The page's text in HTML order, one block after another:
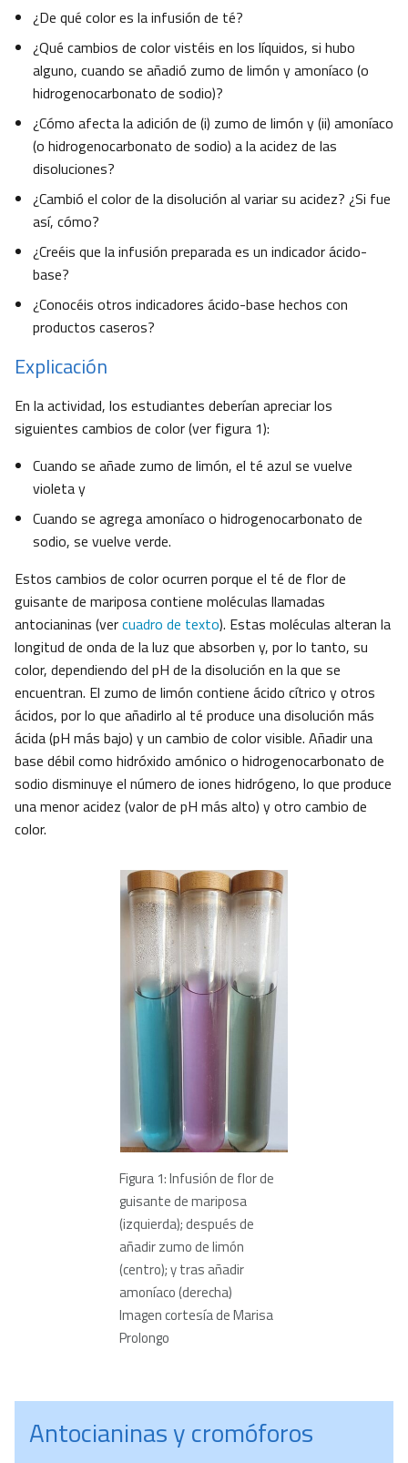
¿De qué color es la infusión de té?
¿Qué cambios de color vistéis en los líquidos, si hubo
alguno, cuando se añadió zumo de limón y amoníaco (o
hidrogenocarbonato de sodio)?
¿Cómo afecta la adición de (i) zumo de limón y (ii) amoníaco
(o hidrogenocarbonato de sodio) a la acidez de las
disoluciones?
¿Cambió el color de la disolución al variar su acidez? ¿Si fue
así, cómo?
¿Creéis que la infusión preparada es un indicador ácido-
base?
¿Conocéis otros indicadores ácido-base hechos con
productos caseros?
Explicación
En la actividad, los estudiantes deberían apreciar los
siguientes cambios de color (ver figura 1):
Cuando se añade zumo de limón, el té azul se vuelve
violeta y
Cuando se agrega amoníaco o hidrogenocarbonato de
sodio, se vuelve verde.
Estos cambios de color ocurren porque el té de flor de
guisante de mariposa contiene moléculas llamadas
antocianinas (vercuadro de texto). Estas moléculas alteran la
longitud de onda de la luz que absorben y, por lo tanto, su
color, dependiendo del pH de la disolución en la que se
encuentran. El zumo de limón contiene ácido cítrico y otros
ácidos, por lo que añadirlo al té produce una disolución más
ácida (pH más bajo) y un cambio de color visible. Añadir una
base débil como hidróxido amónico o hidrogenocarbonato de
sodio disminuye el número de iones hidrógeno, lo que produce
una menor acidez (valor de pH más alto) y otro cambio de
color.
Figura 1: Infusión de flor de
guisante de mariposa
(izquierda); después de
añadir zumo de limón
(centro); y tras añadir
amoníaco (derecha)
Imagen cortesía de Marisa
Prolongo
Antocianinas y cromóforos